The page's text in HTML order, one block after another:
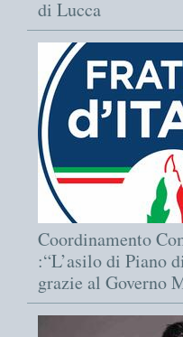
di Lucca
Coordinamento
:“L’asilo di Piano
grazie al Governo